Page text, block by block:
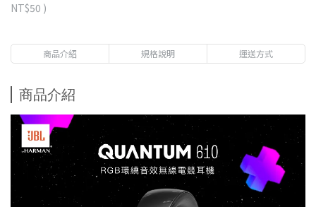
NT$50 )
商品介紹 規格說明 運送方式
商品介紹